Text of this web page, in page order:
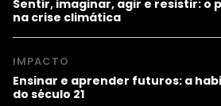
Sentir, imaginar, agir e resistir: o
na crise climática
IMPACTO
Ensinar e aprender futuros: a
do século 21